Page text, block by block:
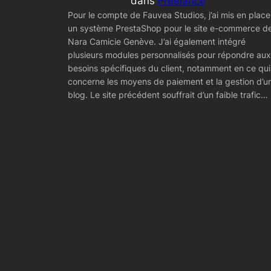
Pour le compte de Fauvea Studios, j’ai mis en place
un système PrestaShop pour le site e-commerce
Nara Camicie Genève. J’ai également intégré
plusieurs modules personnalisés pour répondre aux
besoins spécifiques du client, notamment en ce qui
concerne les moyens de paiement et la gestion
blog. Le site précédent souffrait d’un faible trafic…